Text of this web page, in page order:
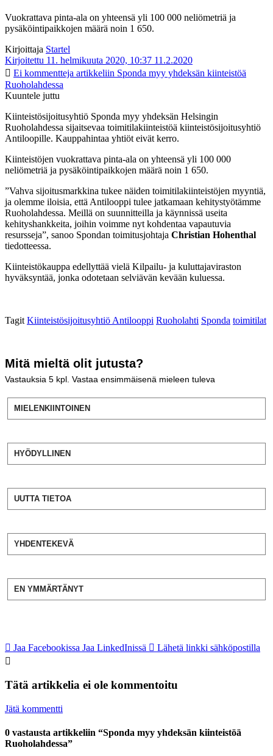
Vuokrattava pinta-ala on yhteensä yli 100 000 neliömetriä ja
pysäköintipaikkojen määrä noin 1 650.
Kirjoittaja Startel
Kirjoitettu 11. helmikuuta 2020, 10:37 11.2.2020
Ei kommentteja artikkeliin Sponda myy yhdeksän kiinteistöä
Ruoholahdessa
Kuuntele juttu
Kiinteistösijoitusyhtiö Sponda myy yhdeksän Helsingin
Ruoholahdessa sijaitsevaa toimitilakiinteistöä kiinteistösijoitusyhtiö
Antiloopille. Kauppahintaa yhtiöt eivät kerro.
Kiinteistöjen vuokrattava pinta-ala on yhteensä yli 100 000
neliömetriä ja pysäköintipaikkojen määrä noin 1 650.
”Vahva sijoitusmarkkina tukee näiden toimitilakiinteistöjen myyntiä,
ja olemme iloisia, että Antilooppi tulee jatkamaan kehitystyötämme
Ruoholahdessa. Meillä on suunnitteilla ja käynnissä useita
kehityshankkeita, joihin voimme nyt kohdentaa vapautuvia
resursseja”, sanoo Spondan toimitusjohtaja Christian Hohenthal
tiedotteessa.
Kiinteistökauppa edellyttää vielä Kilpailu- ja kuluttajaviraston
hyväksyntää, jonka odotetaan selviävän kevään kuluessa.
Tagit Kiinteistösijoitusyhtiö Antilooppi Ruoholahti Sponda toimitilat
Mitä mieltä olit jutusta?
Vastauksia 5 kpl. Vastaa ensimmäisenä mieleen tuleva
MIELENKIINTOINEN
HYÖDYLLINEN
UUTTA TIETOA
YHDENTEKEVÄ
EN YMMÄRTÄNYT
Jaa Facebookissa Jaa LinkedInissä Lähetä linkki sähköpostilla
Tätä artikkelia ei ole kommentoitu
Jätä kommentti
0 vastausta artikkeliin “Sponda myy yhdeksän kiinteistöä
Ruoholahdessa”